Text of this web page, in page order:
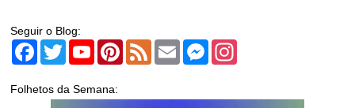
Seguir o Blog:
Facebook
TwitterYouTubePinterest
Feed Email Messenger
Folhetos da Semana: